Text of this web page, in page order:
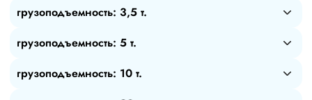
грузоподъемность: 3,5 т.
грузоподъемность: 5 т.
грузоподъемность: 10 т.